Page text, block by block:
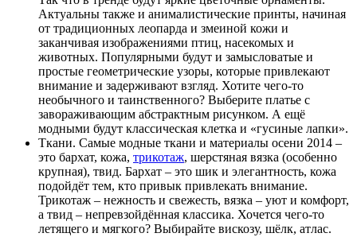
Актуальны также и анималистические принты, начиная
от традиционных леопарда и змеиной кожи и
заканчивая изображениями птиц, насекомых и
животных. Популярными будут и замысловатые и
простые геометрические узоры, которые привлекают
внимание и задерживают взгляд. Хотите чего-то
необычного и таинственного? Выберите платье с
завораживающим абстрактным рисунком. А ещё
модными будут классическая клетка и «гусиные лапки».
Ткани. Самые модные ткани и материалы осени 2014 –
это бархат, кожа, трикотаж, шерстяная вязка (особенно
крупная), твид. Бархат – это шик и элегантность, кожа
подойдёт тем, кто привык привлекать внимание.
Трикотаж – нежность и свежесть, вязка – уют и комфорт,
а твид – непревзойдённая классика. Хочется чего-то
летящего и мягкого? Выбирайте вискозу, шёлк, атлас.